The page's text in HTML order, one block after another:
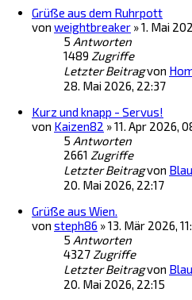
Grüße aus dem Ruhrpott
von weightbreaker »1. Mai
5 Antworten
1489 Zugriffe
Letzter Beitragvon
28. Mai 2026, 22:37
Kurz und knapp - Servus!
von Kaizen82 »11. Apr 2026,
5 Antworten
2661 Zugriffe
Letzter Beitragvon
20. Mai 2026, 22:17
Grüße aus Wien.
von steph86 »13. Mär 2026,
5 Antworten
4327 Zugriffe
Letzter Beitragvon
20. Mai 2026, 22:15